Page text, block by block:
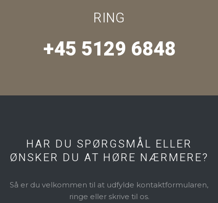
RING
+45 5129 6848​
HAR DU SPØRGSMÅL ELLER
​ØNSKER DU AT HØRE NÆRMERE?
Så er du velkommen til at udfylde kontaktformularen,
ringe eller skrive til os.